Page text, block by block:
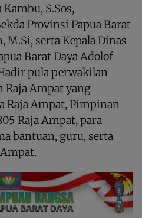
Kambu, S.Sos,
Provinsi Papua Barat
M.Si, serta Kepala Dinas
Barat Daya Adolof
pula perwakilan
Raja Ampat yang
Raja Ampat, Pimpinan
Raja Ampat, para
bantuan, guru, serta